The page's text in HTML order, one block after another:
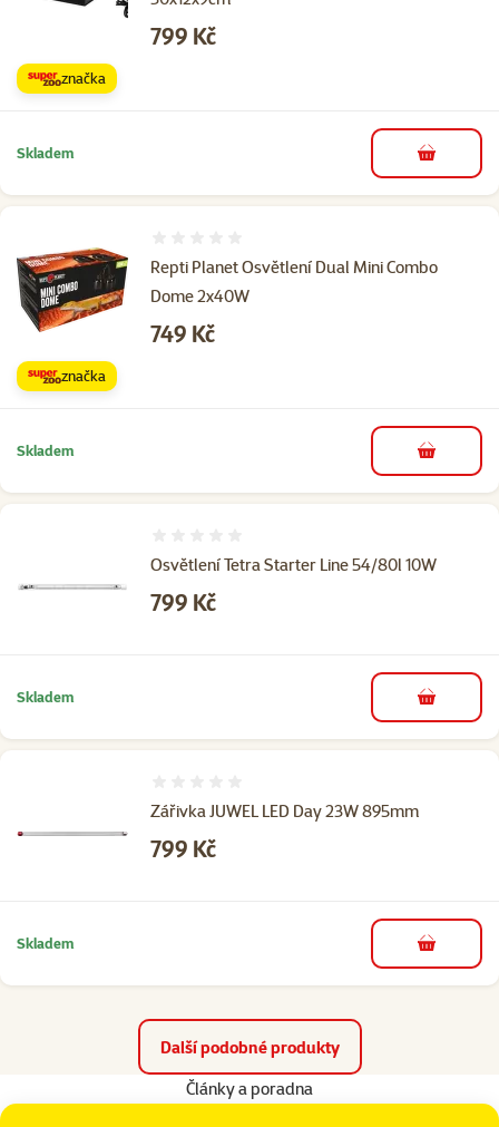
Cena
799 Kč
značka
Skladem do košíku
Repti Planet Osvětlení Dual Mini Combo
Dome 2x40W
Cena
749 Kč
značka
Skladem do košíku
Osvětlení Tetra Starter Line 54/80l 10W
Cena
799 Kč
Skladem do košíku
Zářivka JUWEL LED Day 23W 895mm
Cena
799 Kč
Skladem do košíku
Další podobné produkty
Články a poradna